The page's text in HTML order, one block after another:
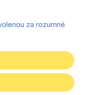
za rozumné